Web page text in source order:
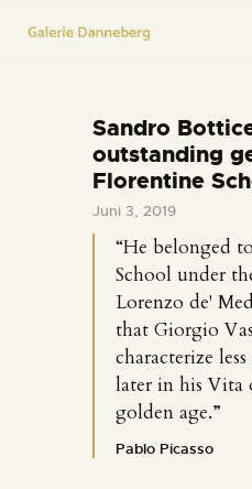
HOME
KONTAKT
Sandro
outstanding
Florentine
Juni 3, 2019
“He belonged
School under
Lorenzo de'
that Giorgio
characterize
later in his Vita
golden age.”
Pablo Picasso